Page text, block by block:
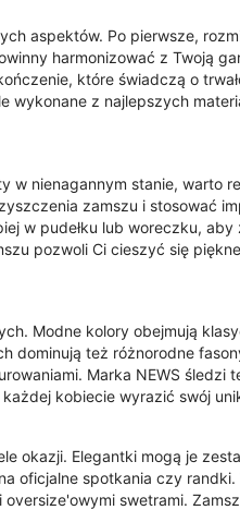
aspektów. Po pierwsze,
harmonizować z Twoją
które świadczą o
z najlepszych
w nienagannym stanie, warto
zamszu i stosować
w pudełku lub woreczku, aby
pozwoli Ci cieszyć się
Modne kolory obejmują
dominują też różnorodne
Marka NEWS śledzi
kobiecie wyrazić swój
okazji. Elegantki mogą je
oficjalne spotkania czy
swetrami.